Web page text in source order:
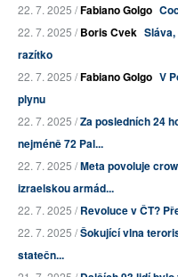
22. 7. 2025 /Fabiano Golgo
22. 7. 2025 /Boris Cvek
razítko
22. 7. 2025 /Fabiano Golgo V
plynu
22. 7. 2025 /Za posledních 24
nejméně 72 Pal...
22. 7. 2025 /Meta povoluje
izraelskou armád...
22. 7. 2025 /Revoluce v ČT?
22. 7. 2025 /Šokující vlna
statečn...